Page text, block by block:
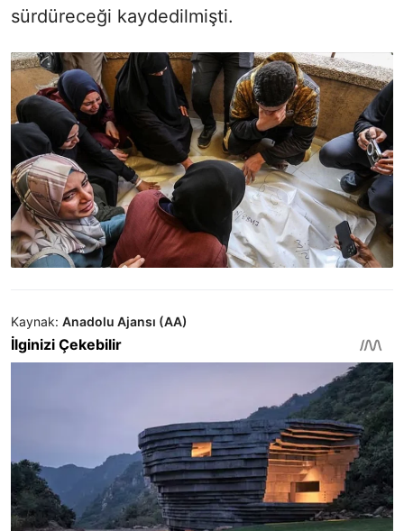
sürdüreceği kaydedilmişti.
Kaynak: Anadolu Ajansı (AA)